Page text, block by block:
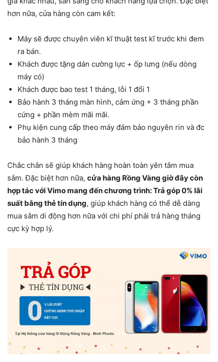
hơn nữa, cửa hàng còn cam kết:
Máy sẽ được chuyên viên kĩ thuật test kĩ trước khi đem
ra bán.
Khách được tặng dán cường lực + ốp lưng (nếu dòng
máy có)
Khách được bao test 1 tháng, lỗi 1 đổi 1
Bảo hành 3 tháng màn hình, cảm ứng + 3 tháng phần
cứng + phần mèm mãi mãi.
Phụ kiện cung cấp theo máy đảm bảo nguyên rin và đc
bảo hành 3 tháng
Chắc chắn sẽ giúp khách hàng hoàn toàn yên tâm mua
sắm. Đặc biệt hơn nữa, cửa hàng Rồng Vàng giờ đây còn
hợp tác với Vimo mang đến chương trình: Trả góp 0% lãi
suất bằng thẻ tín dụng, giúp khách hàng có thể dễ dàng
mua sắm di động hơn nữa với chi phí phải trả hàng tháng
cực kỳ hợp lý.